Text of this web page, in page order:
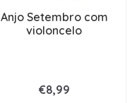
Anjo Setembro com
violoncelo
€8,99